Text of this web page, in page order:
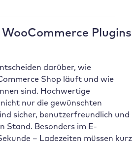
Plugins
darüber, wie
Shop läuft und wie
sind. Hochwertige
nur die gewünschten
sicher, benutzerfreundlich und
Stand. Besonders im E-
– Ladezeiten müssen kurz